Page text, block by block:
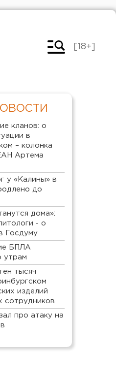
[18+]
кланов: о
в
– колонка
Артема
у «Калины» в
до
дома»:
- о
Госдуму
БПЛА
утрам
тысяч
изделий
сотрудников
про атаку на